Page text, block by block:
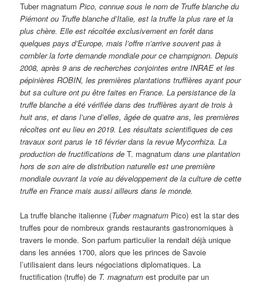
Tuber magnatum Pico, connue sous le nom de Truffe blanche du
Piémont ou Truffe blanche d’Italie, est la truffe la plus rare et la
plus chère. Elle est récoltée exclusivement en forêt dans
quelques pays d’Europe, mais l’offre n’arrive souvent pas à
combler la forte demande mondiale pour ce champignon. Depuis
2008, après 9 ans de recherches conjointes entre INRAE et les
pépinières ROBIN, les premières plantations truffières ayant pour
but sa culture ont pu être faites en France. La persistance de la
truffe blanche a été vérifiée dans des truffières ayant de trois à
huit ans, et dans l’une d’elles, âgée de quatre ans, les premières
récoltes ont eu lieu en 2019. Les résultats scientifiques de ces
travaux sont parus le 16 février dans la revue Mycorrhiza. La
production de fructifications deT. magnatumdans une plantation
hors de son aire de distribution naturelle est une première
mondiale ouvrant la voie au développement de la culture de cette
truffe en France mais aussi ailleurs dans le monde.
La truffe blanche italienne (Tuber magnatum Pico) est la star des
truffes pour de nombreux grands restaurants gastronomiques à
travers le monde. Son parfum particulier la rendait déjà unique
dans les années 1700, alors que les princes de Savoie
l’utilisaient dans leurs négociations diplomatiques. La
fructification (truffe) de T. magnatum est produite par un